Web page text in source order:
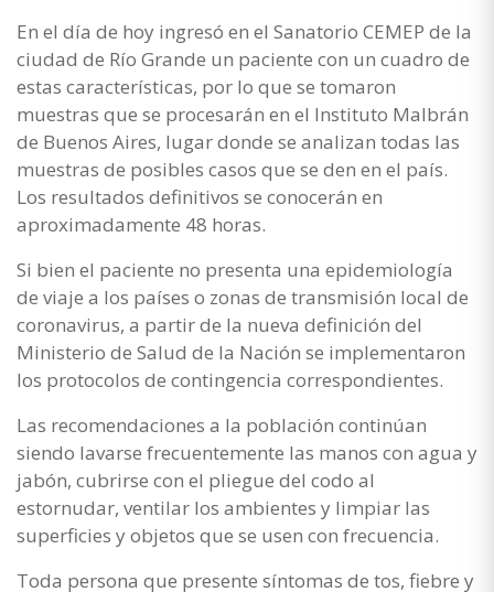
En el día de hoy ingresó en el Sanatorio CEMEP de la
ciudad de Río Grande un paciente con un cuadro de
estas características, por lo que se tomaron
muestras que se procesarán en el Instituto Malbrán
de Buenos Aires, lugar donde se analizan todas las
muestras de posibles casos que se den en el país.
Los resultados definitivos se conocerán en
aproximadamente 48 horas.
Si bien el paciente no presenta una epidemiología
de viaje a los países o zonas de transmisión local de
coronavirus, a partir de la nueva definición del
Ministerio de Salud de la Nación se implementaron
los protocolos de contingencia correspondientes.
Las recomendaciones a la población continúan
siendo lavarse frecuentemente las manos con agua y
jabón, cubrirse con el pliegue del codo al
estornudar, ventilar los ambientes y limpiar las
superficies y objetos que se usen con frecuencia.
Toda persona que presente síntomas de tos, fiebre y